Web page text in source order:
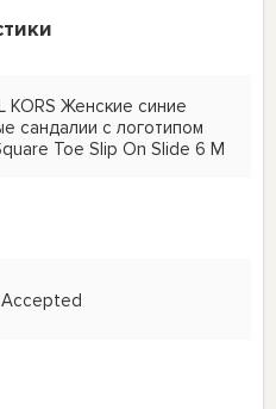
KORS Женские синие
сандалии с логотипом
Toe Slip On Slide 6 M